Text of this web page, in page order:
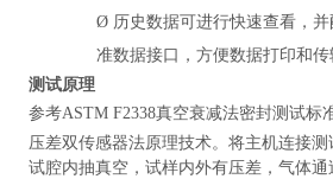
Ø 历史数据可进行快速查看，
准数据接口，方便数据打印和传
测试原理
参考ASTM F2338真空衰减法密封测试标
压差双传感器法原理技术。将主机连接测
试腔内抽真空，试样内外有压差，气体